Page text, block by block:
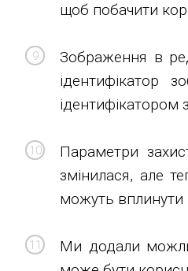
щоб побачити
Зображення в
ідентифікатор
ідентифікатором
Параметри
змінилася, але
можуть вплинути
Ми додали